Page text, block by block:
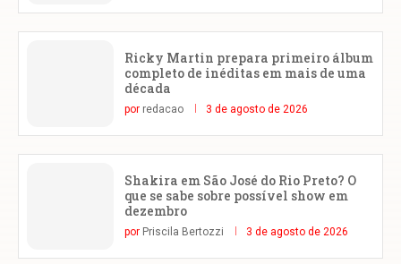
Ricky Martin prepara primeiro álbum
completo de inéditas em mais de uma
década
por redacao 3 de agosto de 2026
Shakira em São José do Rio Preto? O
que se sabe sobre possível show em
dezembro
por Priscila Bertozzi 3 de agosto de 2026